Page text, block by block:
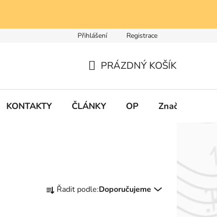
Přihlášení Registrace
KOŠÍK
PRÁZDNÝ KOŠÍK
KONTAKTY ČLÁNKY OP Značky
a Řadit podle:Doporučujeme